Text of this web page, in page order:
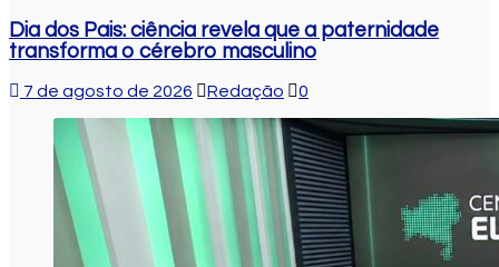
Dia dos Pais: ciência revela que a paternidade
transforma o cérebro masculino
7 de agosto de 2026 Redação 0